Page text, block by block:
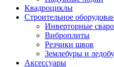
Квадроциклы
Строительное
Инверторные
Виброплиты
Резчики швов
Землебуры и
Аксессуары